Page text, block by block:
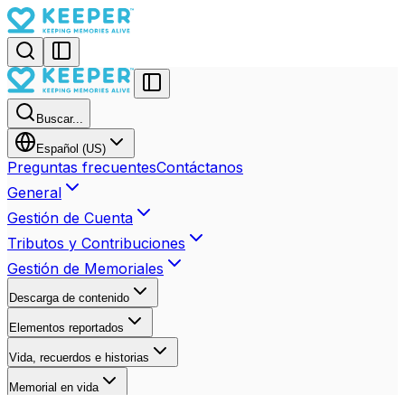
Buscar...
Español (US)
Preguntas frecuentesContáctanos
General
Gestión de Cuenta
Tributos y Contribuciones
Gestión de Memoriales
Descarga de contenido
Elementos reportados
Vida, recuerdos e historias
Memorial en vida